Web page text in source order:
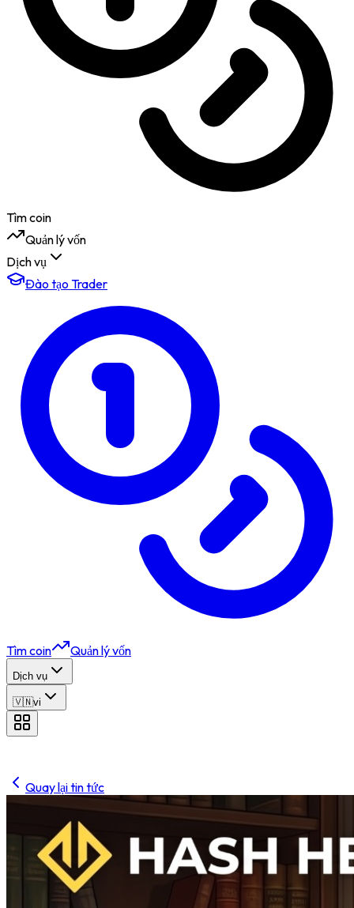
Tìm coin
Quản lý vốn
Dịch vụ
Đào tạo Trader
Tìm coin Quản lý vốn
Dịch vụ
🇻🇳vi
Quay lại tin tức